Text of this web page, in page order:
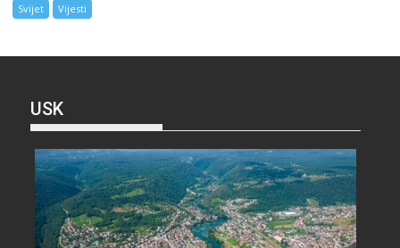
Svijet Vijesti
USK